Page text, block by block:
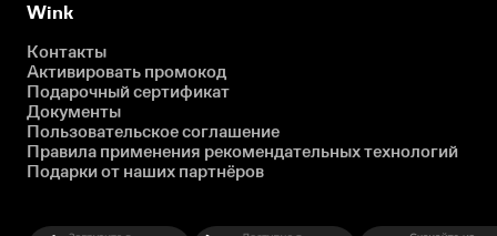
Wink
Контакты
Активировать промокод
Подарочный сертификат
Документы
Пользовательское соглашение
Правила применения рекомендательных технологий
Подарки от наших партнёров